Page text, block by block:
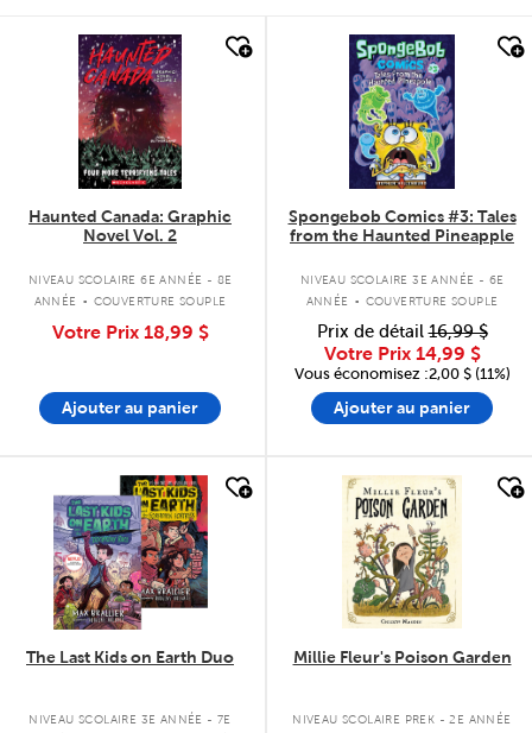
quick look
Haunted Canada: Graphic
Novel Vol. 2
NIVEAU SCOLAIRE 6E ANNÉE - 8E
ANNÉE . COUVERTURE SOUPLE
Votre Prix 18,99 $
Ajouter au panier
quick look
Spongebob Comics #3: Tales
from the Haunted Pineapple
NIVEAU SCOLAIRE 3E ANNÉE - 6E
ANNÉE . COUVERTURE SOUPLE
Prix de détail16,99 $
Votre Prix 14,99 $
Vous économisez :2,00 $ (11%)
Ajouter au panier
quick look
The Last Kids on Earth Duo
NIVEAU SCOLAIRE 3E ANNÉE - 7E
quick look
Millie Fleur's Poison Garden
NIVEAU SCOLAIRE PREK - 2E ANNÉE